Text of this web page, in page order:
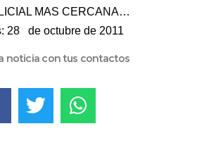
MAS CERCANA…
28
de octubre de 2011
noticia con tus contactos